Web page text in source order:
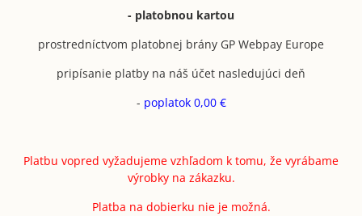
- platobnou kartou
prostredníctvom platobnej brány GP Webpay Europe
pripísanie platby na náš účet nasledujúci deň
- poplatok 0,00 €
Platbu vopred vyžadujeme vzhľadom k tomu, že vyrábame
výrobky na zákazku.
Platba na dobierku nie je možná.